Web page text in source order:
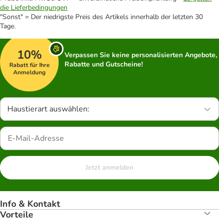
die Lieferbedingungen
"Sonst" = Der niedrigste Preis des Artikels innerhalb der letzten 30
Tage.
10%
Rabatt für Ihre
Anmeldung
Verpassen Sie keine personalisierten Angebote,
Rabatte und Gutscheine!
Haustierart auswählen:
Jetzt anmelden
Info & Kontakt
Vorteile